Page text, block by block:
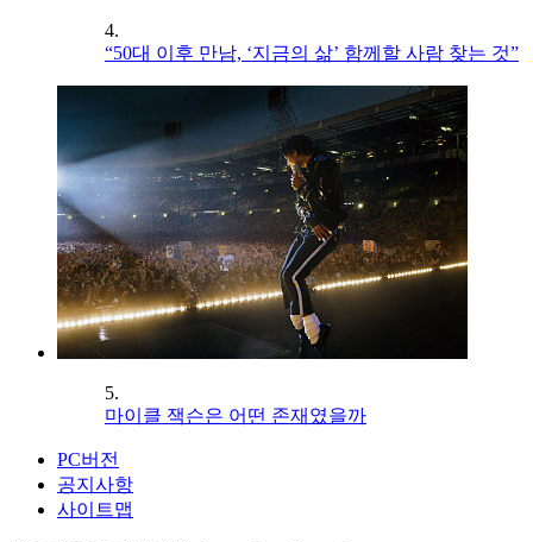
4.
“50대 이후 만남, ‘지금의 삶’ 함께할 사람 찾는 것”
5.
마이클 잭슨은 어떤 존재였을까
PC버전
공지사항
사이트맵